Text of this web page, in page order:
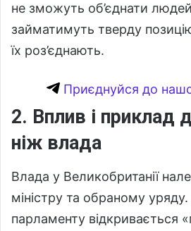
не зможуть об’єднати
займатимуть тверду
їх роз’єднають.
Приєднуйся до
2. Вплив і приклад
ніж влада
Влада у Великобританії
міністру та обраному
парламенту відкривається